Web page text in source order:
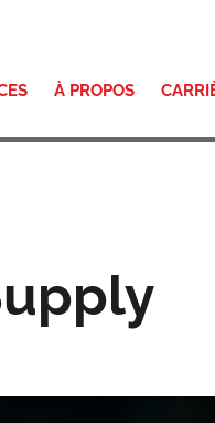
À PROPOS